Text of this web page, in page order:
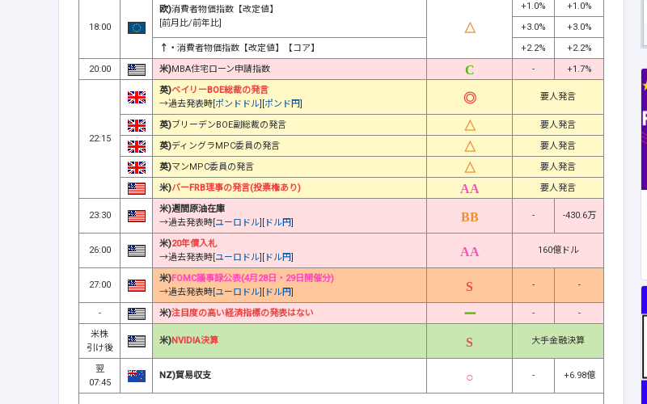
18:00
欧)消費者物価指数【改定値】
[前月比/前年比]
+1.0%
+1.0%
+3.0%
+3.0%
↑・ 消費者物価指数【改定値】【コア】 +2.2%
+2.2%
20:00
米)MBA住宅ローン申請指数 - +1.7%
22:15
英)ベイリーBOE総裁の発言
→過去発表時[ ポンドドル ポンド円
要人発言
英)ブリーデンBOE副総裁の発言
要人発言
英)ディングラMPC委員の発言
要人発言
英)マンMPC委員の発言
要人発言
米)バーFRB理事の発言(投票権あり) 要人発言
23:30
米)週間原油在庫
→過去発表時[ ユーロドル ドル円
- -430.6万
26:00
米)20年債入札
→過去発表時[ ユーロドル ドル円
160億ドル
27:00
米)FOMC議事録公表(4月28日・29日開催分)
→過去発表時[ ユーロドル ドル円
- -
- 米)注目度の高い経済指標の発表はない -
-
米株
引け後
米)NVIDIA決算 大手金融決算
翌
07:45
NZ)貿易収支 - +6.98億